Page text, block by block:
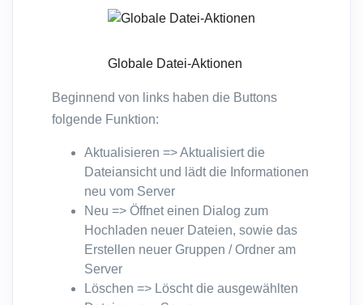
Globale Datei-Aktionen
Beginnend von links haben die Buttons
folgende Funktion:
Aktualisieren => Aktualisiert die
Dateiansicht und lädt die Informationen
neu vom Server
Neu => Öffnet einen Dialog zum
Hochladen neuer Dateien, sowie das
Erstellen neuer Gruppen / Ordner am
Server
Löschen => Löscht die ausgewählten